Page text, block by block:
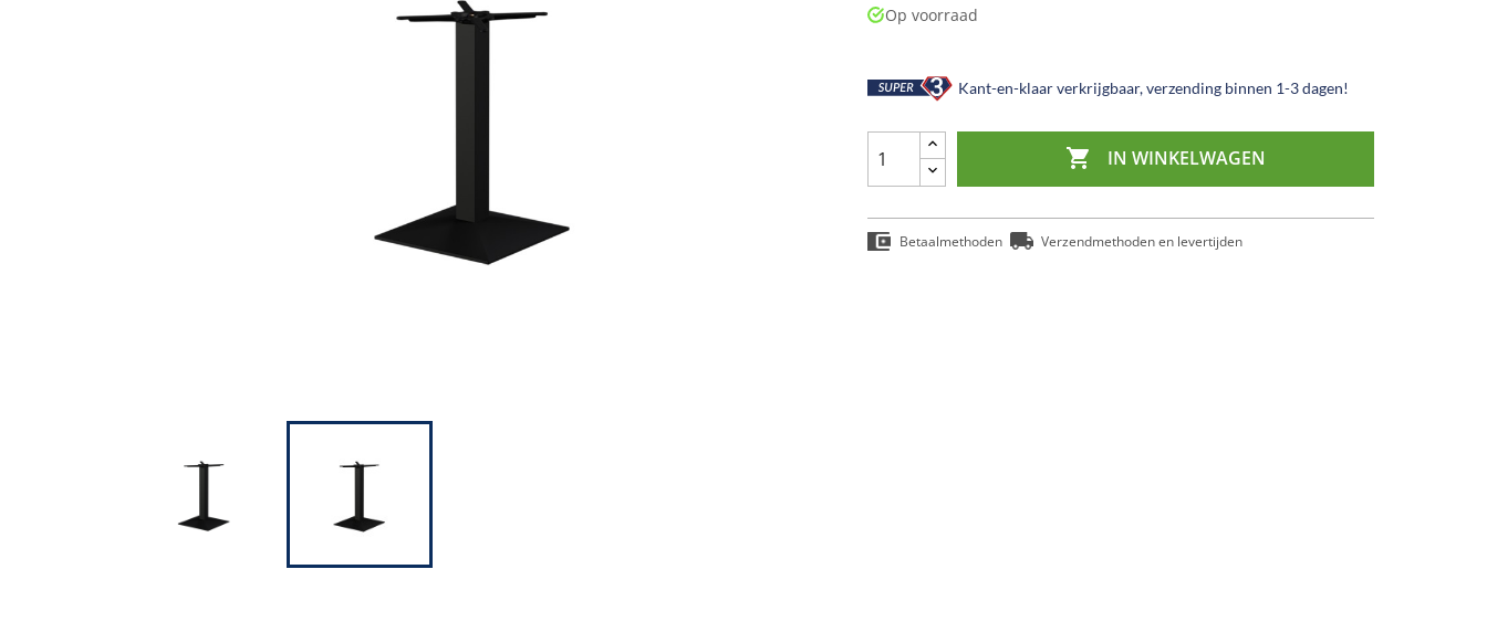
Op voorraad
Kant-en-klaar verkrijgbaar, verzending binnen 1-3 dagen!
 IN WINKELWAGEN
Betaalmethoden Verzendmethoden en levertijden